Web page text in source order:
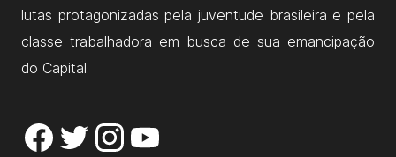
lutas protagonizadas pela juventude brasileira e pela
classe trabalhadora em busca de sua emancipação
do Capital.